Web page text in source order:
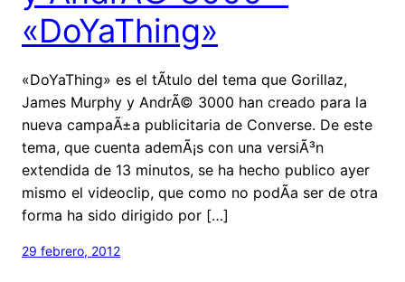
«DoYaThing»
«DoYaThing» es el tÃ­tulo del tema que Gorillaz,
James Murphy y AndrÃ© 3000 han creado para la
nueva campaÃ±a publicitaria de Converse. De este
tema, que cuenta ademÃ¡s con una versiÃ³n
extendida de 13 minutos, se ha hecho publico ayer
mismo el videoclip, que como no podÃ­a ser de otra
forma ha sido dirigido por […]
29 febrero, 2012